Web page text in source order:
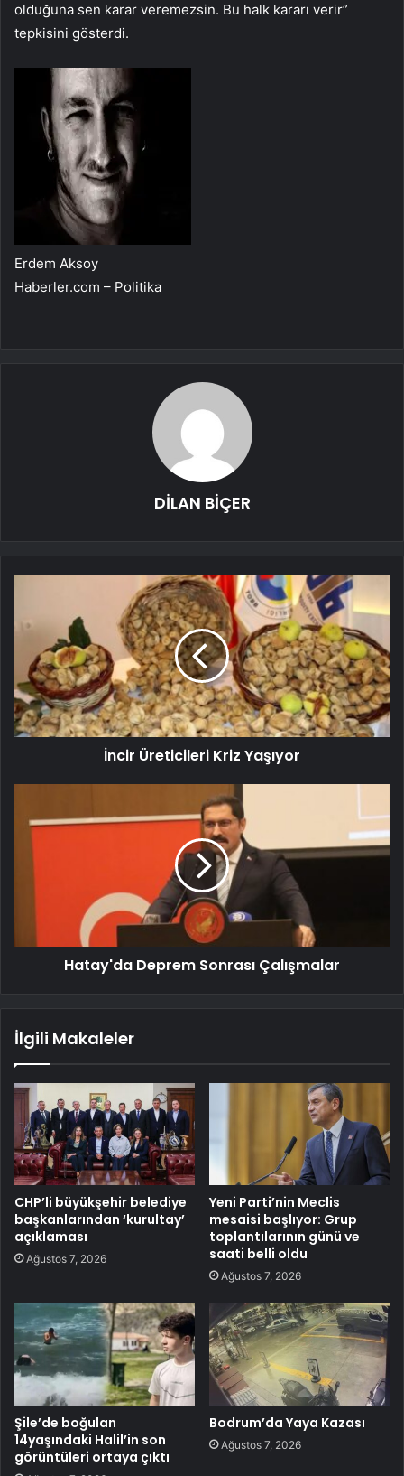
olduğuna sen karar veremezsin. Bu halk kararı verir”
tepkisini gösterdi.
Erdem Aksoy
Haberler.com – Politika
DİLAN BİÇER
İncir Üreticileri Kriz Yaşıyor
Hatay'da Deprem Sonrası Çalışmalar
İlgili Makaleler
CHP’li büyükşehir belediye
başkanlarından ‘kurultay’
açıklaması
Ağustos 7, 2026
Yeni Parti’nin Meclis
mesaisi başlıyor: Grup
toplantılarının günü ve
saati belli oldu
Ağustos 7, 2026
Şile’de boğulan
14yaşındaki Halil’in son
görüntüleri ortaya çıktı
Bodrum’da Yaya Kazası
Ağustos 7, 2026